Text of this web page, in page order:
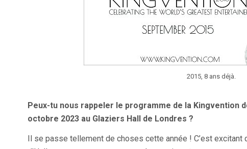
2015, 8 ans déjà.
Peux-tu nous rappeler le programme de la Kingvention
octobre 2023 au Glaziers Hall de Londres ?
Il se passe tellement de choses cette année ! C’est excitant